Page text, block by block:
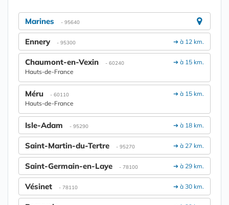
Marines - 95640
➔ à 12 km.
Ennery - 95300
➔ à 15 km.
Chaumont-en-Vexin - 60240
Hauts-de-France
➔ à 15 km.
Méru - 60110
Hauts-de-France
➔ à 18 km.
Isle-Adam - 95290
➔ à 27 km.
Saint-Martin-du-Tertre - 95270
➔ à 29 km.
Saint-Germain-en-Laye - 78100
➔ à 30 km.
Vésinet - 78110